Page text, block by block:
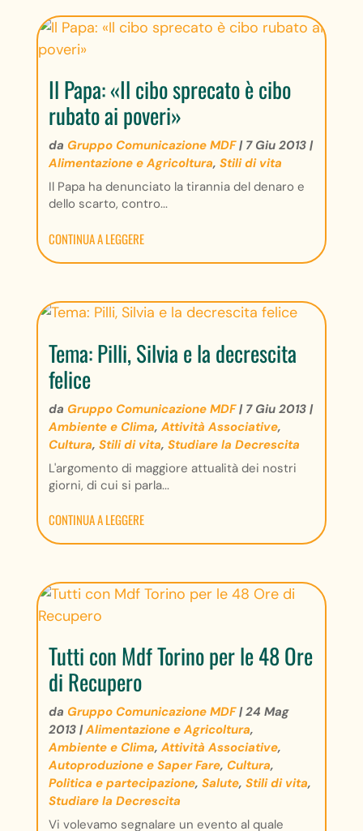
Il Papa: «Il cibo sprecato è cibo
rubato ai poveri»
da Gruppo Comunicazione MDF| 7 Giu 2013|
Alimentazione e Agricoltura, Stili di vita
Il Papa ha denunciato la tirannia del denaro e
dello scarto, contro...
CONTINUA A LEGGERE
Tema: Pilli, Silvia e la decrescita
felice
da Gruppo Comunicazione MDF| 7 Giu 2013|
Ambiente e Clima, Attività Associative,
Cultura, Stili di vita, Studiare la Decrescita
L'argomento di maggiore attualità dei nostri
giorni, di cui si parla...
CONTINUA A LEGGERE
Tutti con Mdf Torino per le 48 Ore
di Recupero
da Gruppo Comunicazione MDF|24 Mag
2013|Alimentazione e Agricoltura,
Ambiente e Clima, Attività Associative,
Autoproduzione e Saper Fare, Cultura,
Politica e partecipazione, Salute, Stili di vita,
Studiare la Decrescita
Vi volevamo segnalare un evento al quale